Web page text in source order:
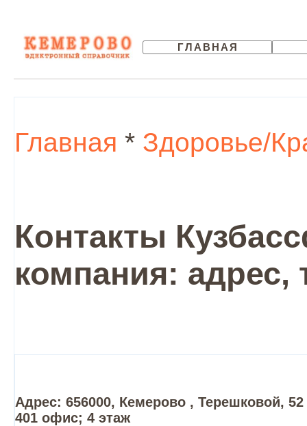
ГЛАВНАЯ
Главная * Здоровье/
Контакты
компания: адрес,
Адрес: 656000, Кемерово , Терешковой, 52
401 офис; 4 этаж